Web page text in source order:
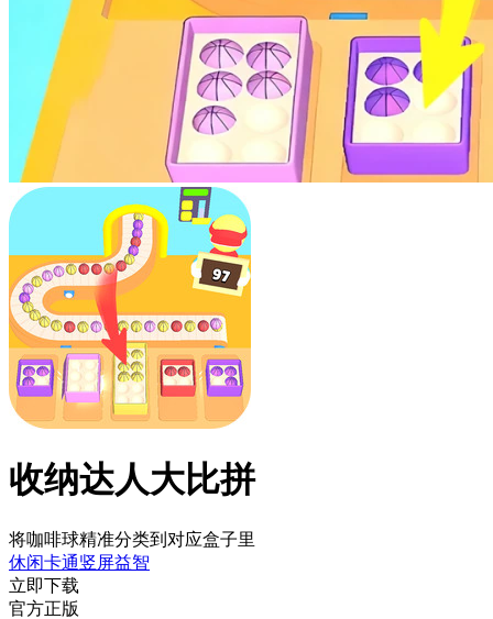
收纳达人大比拼
将咖啡球精准分类到对应盒子里
休闲卡通竖屏益智
立即下载
官方正版